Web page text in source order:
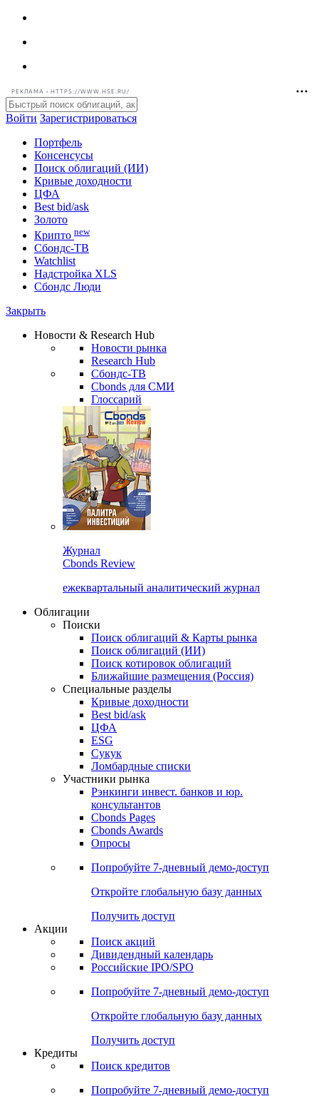
РЕКЛАМА • HTTPS://WWW.HSE.RU/
Войти Зарегистрироваться
Портфель
Консенсусы
Поиск облигаций (ИИ)
Кривые доходности
ЦФА
Best bid/ask
Золото
Крипто new
Watchlist
Сбондс Люди
Новости & Research Hub
Новости рынка
Research Hub
Сбондс-ТВ
Cbonds для СМИ
Глоссарий
Cbonds Review
ежеквартальный аналитический журнал
Облигации
Поиски
Поиск облигаций & Карты рынка
Поиск облигаций (ИИ)
Поиск котировок облигаций
Ближайшие размещения (Россия)
Специальные разделы
Кривые доходности
Best bid/ask
ЦФА
ESG
Сукук
Ломбардные списки
Участники рынка
Рэнкинги инвест. банков и юр.
Cbonds Pages
Опросы
Попробуйте7-дневный
Откройте глобальную базу данных
Получить доступ
Поиск акций
Российские IPO/SPO
Попробуйте7-дневный
Откройте глобальную базу данных
Получить доступ